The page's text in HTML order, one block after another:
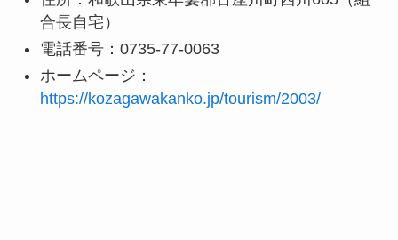
合長自宅）
電話番号：0735-77-0063
ホームページ：
https://kozagawakanko.jp/tourism/2003/